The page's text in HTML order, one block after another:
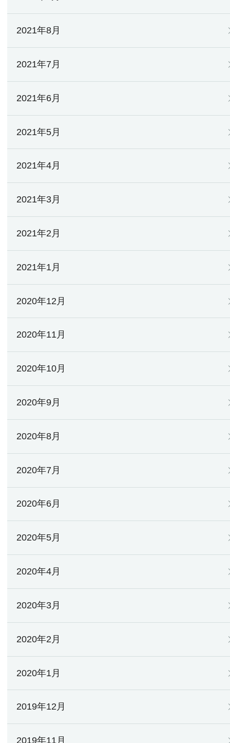
2021年8月
2021年7月
2021年6月
2021年5月
2021年4月
2021年3月
2021年2月
2021年1月
2020年12月
2020年11月
2020年10月
2020年9月
2020年8月
2020年7月
2020年6月
2020年5月
2020年4月
2020年3月
2020年2月
2020年1月
2019年12月
2019年11月